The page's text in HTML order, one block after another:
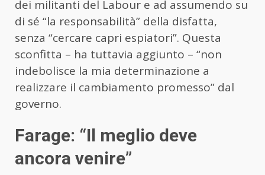
dei militanti del Labour e ad assumendo su
di sé “la responsabilità” della disfatta,
senza “cercare capri espiatori”. Questa
sconfitta – ha tuttavia aggiunto – “non
indebolisce la mia determinazione a
realizzare il cambiamento promesso” dal
governo.
Farage: “Il meglio deve
ancora venire”